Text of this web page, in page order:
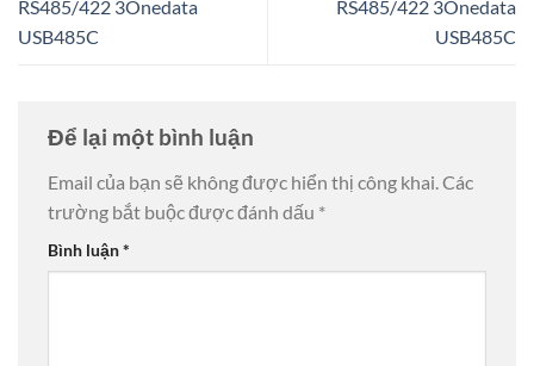
RS485/422 3Onedata
USB485C
RS485/422 3Onedata
USB485C
Để lại một bình luận
Email của bạn sẽ không được hiển thị công khai.Các
trường bắt buộc được đánh dấu *
Bình luận*